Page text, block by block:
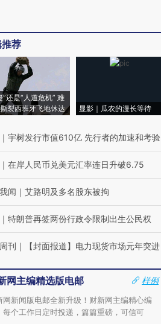
荐
”还是“人道危机” 难
裂西班牙飞地休达
显影｜瓜农的漫长等待
｜ 宇树发行市值610亿 先行者的加速和考验
｜ 在岸人民币兑美元汇率连日升破6.75
闻 ｜ 艾路明及多名股东被拘
｜ 特朗普再签两份行政令限制出生公民权
刊 ｜ 【封面报道】电力现货市场元年突进
网主编精选版电邮
样例
网新闻版电邮全新升级！财新网主编精心编
每个工作日定时投递，篇篇重磅，可信可